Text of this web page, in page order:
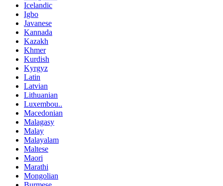
Icelandic
Igbo
Javanese
Kannada
Kazakh
Khmer
Kurdish
Kyrgyz
Latin
Latvian
Lithuanian
Luxembou..
Macedonian
Malagasy
Malay
Malayalam
Maltese
Maori
Marathi
Mongolian